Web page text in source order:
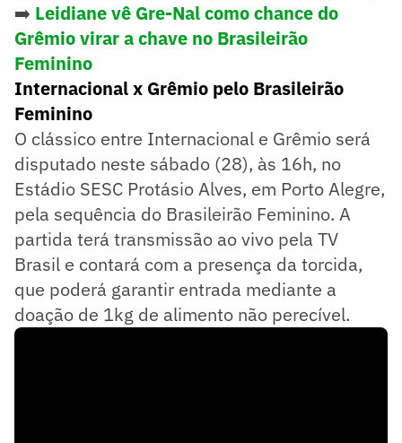
➡️ Leidiane vê Gre-Nal como chance do
Grêmio virar a chave no Brasileirão
Feminino
Internacional x Grêmio pelo Brasileirão
Feminino
O clássico entre Internacional e Grêmio será
disputado neste sábado (28), às 16h, no
Estádio SESC Protásio Alves, em Porto Alegre,
pela sequência do Brasileirão Feminino. A
partida terá transmissão ao vivo pela TV
Brasil e contará com a presença da torcida,
que poderá garantir entrada mediante a
doação de 1kg de alimento não perecível.